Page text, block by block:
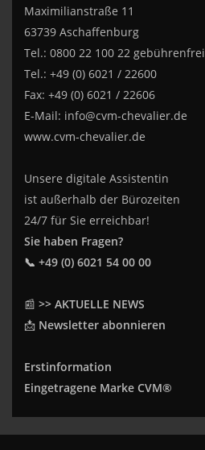
Maximilianstraße 11
63739 Aschaffenburg
Tel.: 0800 22 100 22 gebührenfrei
Tel.: +49 (0) 6021 / 22600
Fax: +49 (0) 6021 / 22606
E-Mail: info@cvm-chevalier.de
www.cvm-chevalier.de
Unsere digitale Assistentin
ist außerhalb der Bürozeiten
24/7 für Sie erreichbar!
Sie haben Fragen?
📞 +49 (0) 6021 54 00 00
📰 >> AKTUELLE NEWS
📩 Newsletter abonnieren
Erstinformation
Eingetragene Marke CVM®